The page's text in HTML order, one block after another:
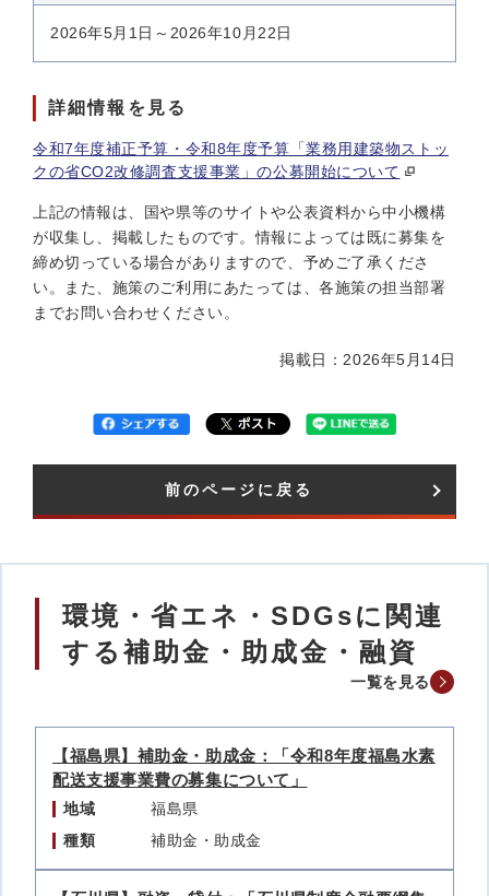
2026年5月1日～2026年10月22日
詳細情報を見る
令和7年度補正予算・令和8年度予算「業務用建築物ストッ
クの省CO2改修調査支援事業」の公募開始について
上記の情報は、国や県等のサイトや公表資料から中小機構
が収集し、掲載したものです。情報によっては既に募集を
締め切っている場合がありますので、予めご了承くださ
い。また、施策のご利用にあたっては、各施策の担当部署
までお問い合わせください。
掲載日：2026年5月14日
前のページに戻る
環境・省エネ・SDGsに関連
する補助金・助成金・融資
一覧を見る
【福島県】補助金・助成金：「令和8年度福島水素
配送支援事業費の募集について」
地域
福島県
種類
補助金・助成金